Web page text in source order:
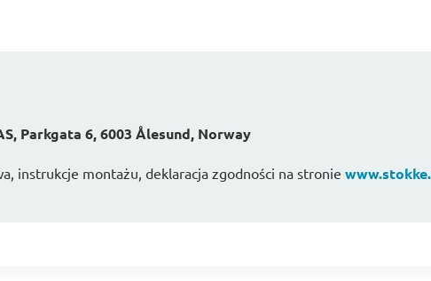
Parkgata 6, 6003 Ålesund, Norway
instrukcje montażu, deklaracja zgodności na stronie